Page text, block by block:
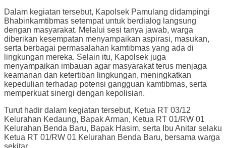
Dalam kegiatan tersebut, Kapolsek Pamulang didampingi
Bhabinkamtibmas setempat untuk berdialog langsung
dengan masyarakat. Melalui sesi tanya jawab, warga
diberikan kesempatan menyampaikan aspirasi, masukan,
serta berbagai permasalahan kamtibmas yang ada di
lingkungan mereka. Selain itu, Kapolsek juga
menyampaikan imbauan agar masyarakat terus menjaga
keamanan dan ketertiban lingkungan, meningkatkan
kepedulian terhadap potensi gangguan kamtibmas, serta
memperkuat sinergi dengan kepolisian.
Turut hadir dalam kegiatan tersebut, Ketua RT 03/12
Kelurahan Kedaung, Bapak Arman, Ketua RT 01/RW 01
Kelurahan Benda Baru, Bapak Hasim, serta Ibu Anitar selaku
Ketua RT 01/RW 01 Kelurahan Benda Baru, bersama warga
sekitar.